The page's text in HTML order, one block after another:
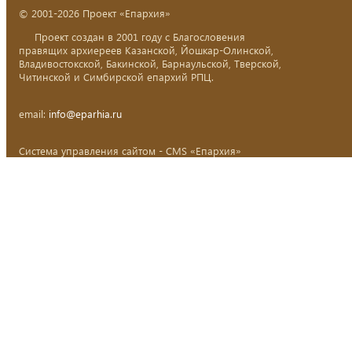
© 2001-2026 Проект «Епархия»
Проект создан в 2001 году с Благословения
правящих архиереев Казанской, Йошкар-Олинской,
Владивостокской, Бакинской, Барнаульской, Тверской,
Читинской и Симбирской епархий РПЦ.
email: info@eparhia.ru
Система управления сайтом - CMS «Епархия»